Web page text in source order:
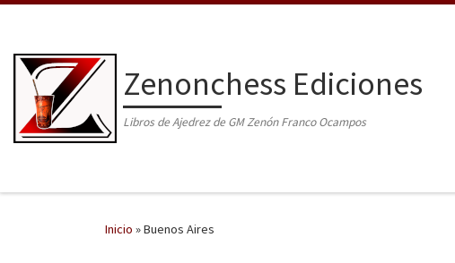
Zenonchess Ediciones
Libros de Ajedrez de GM Zenón Franco Ocampos
Inicio »Buenos Aires